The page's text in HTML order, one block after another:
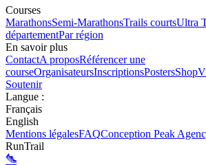
Courses
MarathonsSemi-MarathonsTrails courtsUltra
départementPar région
En savoir plus
ContactA proposRéférencer une
courseOrganisateursInscriptionsPostersShop
Soutenir
Langue :
Français
English
Mentions légalesFAQConception Peak
RunTrail